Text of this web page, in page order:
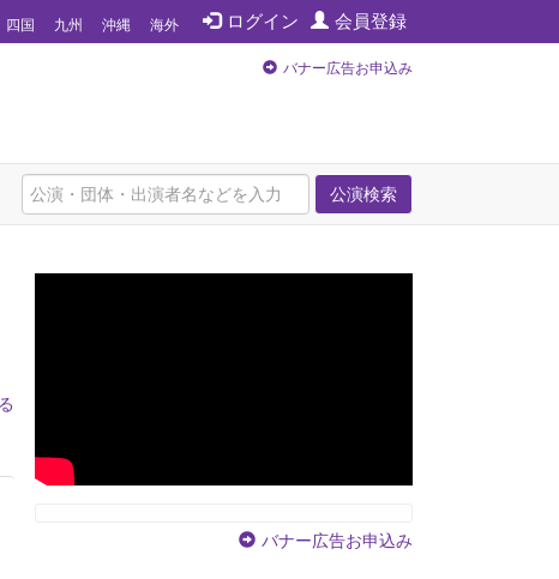
ログイン 会員登録
四国 九州 沖縄 海外
バナー広告お申込み
公演検索
バナー広告お申込み